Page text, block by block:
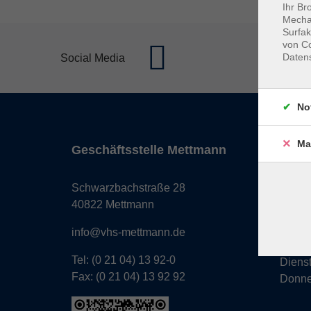
Social Media
Geschäftsstelle Mettmann
Schwarzbachstraße 28
40822 Mettmann
info@vhs-mettmann.de
Tel: (0 21 04) 13 92-0
Fax: (0 21 04) 13 92 92
Ihr
von